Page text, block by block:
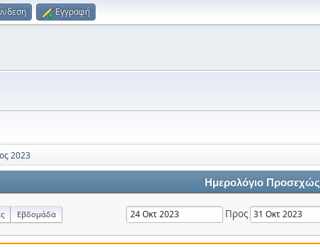
Εγγραφή
2023
Ημερολόγιο Προσεχώς
Εβδομάδα Προς